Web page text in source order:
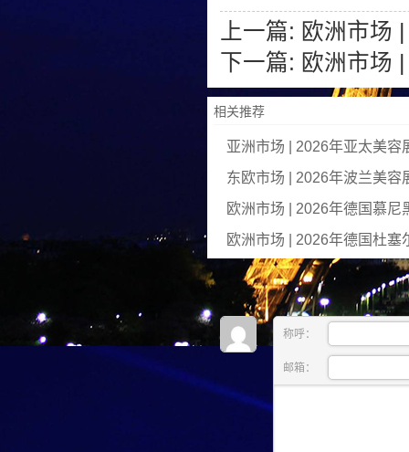
上一篇: 欧洲市场
下一篇: 欧洲市场
相关推荐
亚洲市场 | 2026年亚太美容
东欧市场 | 2026年波兰美容
欧洲市场 | 2026年德国慕尼
欧洲市场 | 2026年德国杜塞
称呼：
邮箱：